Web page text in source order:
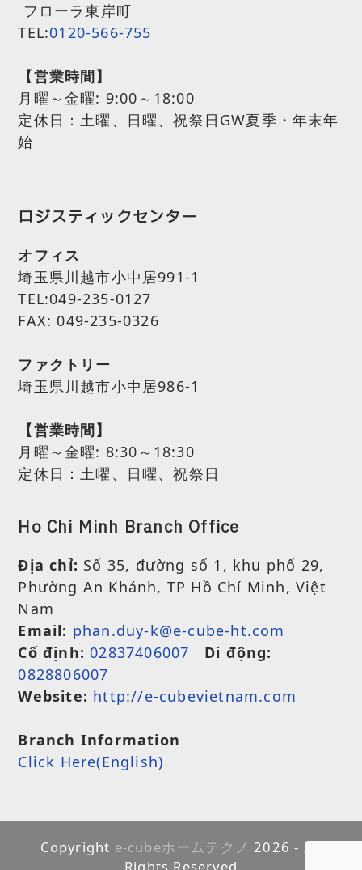
フローラ東岸町
TEL:0120-566-755
【営業時間】
月曜～金曜: 9:00～18:00
定休日：土曜、日曜、祝祭日GW夏季・年末年
始
ロジスティックセンター
オフィス
埼玉県川越市小中居991-1
TEL:049-235-0127
FAX: 049-235-0326
ファクトリー
埼玉県川越市小中居986-1
【営業時間】
月曜～金曜: 8:30～18:30
定休日：土曜、日曜、祝祭日
Ho Chi Minh Branch Office
Địa chỉ: Số 35, đường số 1, khu phố 29,
Phường An Khánh, TP Hồ Chí Minh, Việt
Nam
Email: phan.duy-k@e-cube-ht.com
Cố định: 02837406007
Di động:
0828806007
Website: http://e-cubevietnam.com
Branch Information
Click Here(English)
Copyright e-cubeホームテクノ 2026 - All